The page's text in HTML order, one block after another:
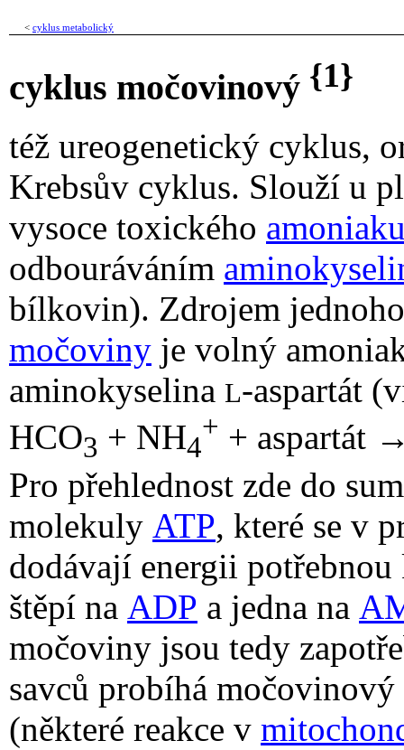
< cyklus metabolický
cyklus močovinový {1}
též ureogenetický cyklus,
Krebsův cyklus. Slouží u
vysoce toxického
odbouráváním
bílkovin). Zdrojem
močoviny je volný
aminokyselina L-aspartát
HCO3 + NH4
+ + aspartát
Pro přehlednost zde do
molekuly ATP, které se v
dodávají energii
štěpí na ADP a jedna na
močoviny jsou tedy
savců probíhá
(některé reakce v